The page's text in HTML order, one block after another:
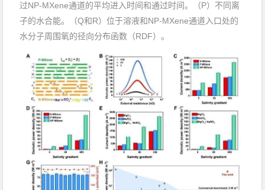
过NP-MXene通道的平均进入时间和通过时间。（P） 不同离
子的水合能。（Q和R）位于溶液和NP-MXene通道入口处的
水分子周围氧的径向分布函数（RDF）。